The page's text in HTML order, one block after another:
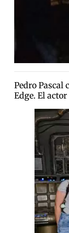
Pedro Pascal
Edge. El